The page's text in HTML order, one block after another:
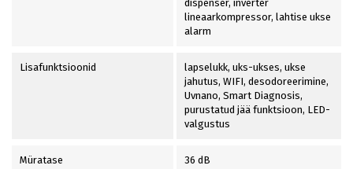
dispenser, inverter
lineaarkompressor, lahtise ukse
alarm
Lisafunktsioonid
lapselukk, uks-ukses, ukse
jahutus, WIFI, desodoreerimine,
Uvnano, Smart Diagnosis,
purustatud jää funktsioon, LED-
valgustus
Müratase 36 dB